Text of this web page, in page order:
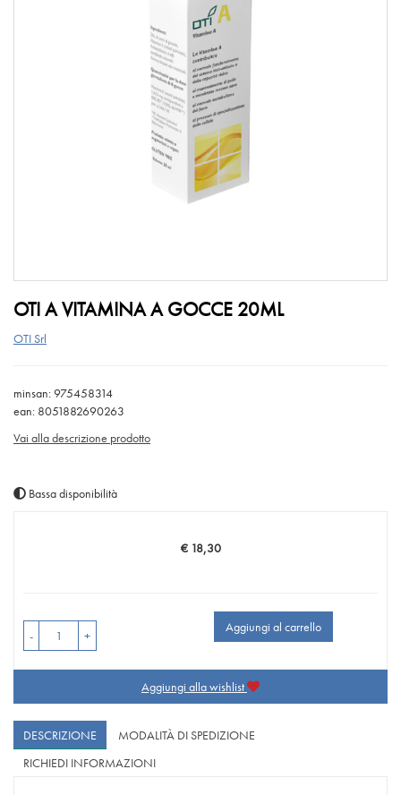
OTI A VITAMINA A GOCCE 20ML
OTI Srl
minsan: 975458314
ean: 8051882690263
Vai alla descrizione prodotto
Bassa disponibilità
Prezzo
€ 18,30
- +
Aggiungi al carrello
Aggiungi alla wishlist
DESCRIZIONE
MODALITÀ DI SPEDIZIONE
RICHIEDI INFORMAZIONI